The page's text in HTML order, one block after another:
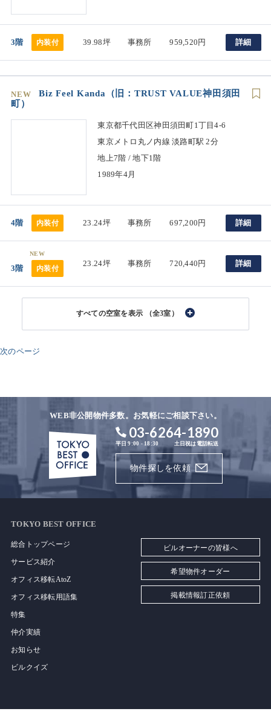
3階 内装付 39.98坪 事務所 959,520円 詳細
NEW
Biz Feel Kanda（旧：TRUST VALUE神田須田
町）
東京都千代田区神田須田町1丁目4-6
東京メトロ丸ノ内線 淡路町駅 2分
地上7階 / 地下1階
1989年4月
4階 内装付 23.24坪 事務所 697,200円 詳細
NEW
3階 内装付
23.24坪 事務所 720,440円 詳細
（全3室）
次のページ
WEB非公開物件多数。お気軽にご相談下さい。
03-6264-1890
平日 9:00 - 18:30 土日祝は電話転送
物件探しを依頼
TOKYO BEST OFFICE
総合トップページ
サービス紹介
オフィス移転AtoZ
オフィス移転用語集
特集
仲介実績
お知らせ
ビルクイズ
ビルオーナーの皆様へ
希望物件オーダー
掲載情報訂正依頼